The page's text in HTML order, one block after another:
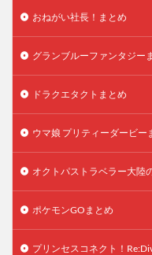
おねがい社長！まとめ
グランブルーファンタジー
ドラクエタクトまとめ
ウマ娘 プリティーダービー
オクトパストラベラー大陸
ポケモンGOまとめ
プリンセスコネクト！